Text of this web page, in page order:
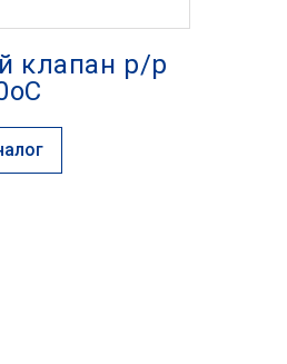
клапан р/р